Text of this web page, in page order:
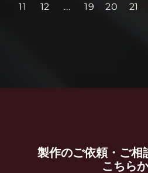
11
12 ... 19 20 21
製作のご依頼・ご相
こちら